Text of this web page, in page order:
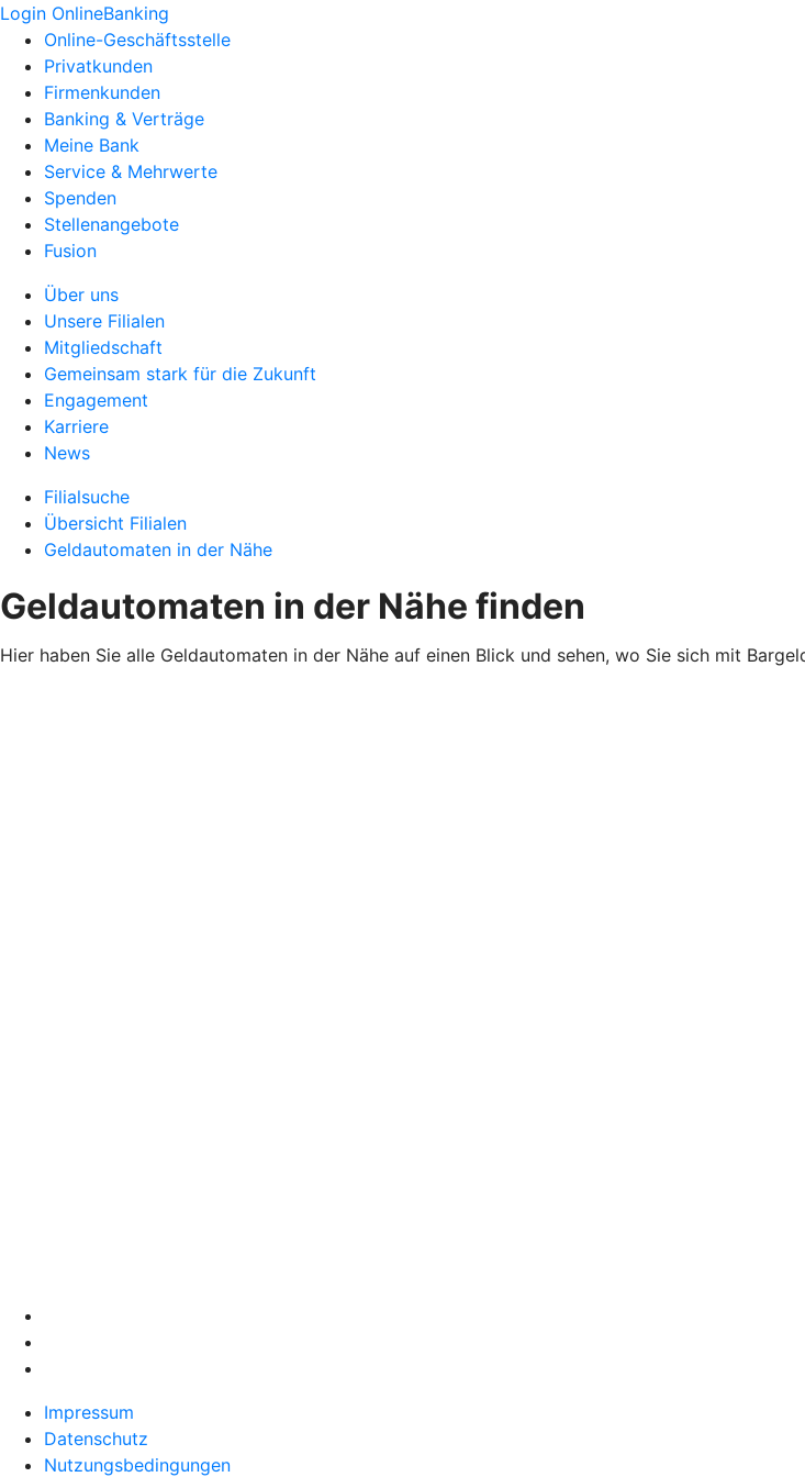
Login OnlineBanking
Online-Geschäftsstelle
Privatkunden
Firmenkunden
Banking & Verträge
Meine Bank
Service & Mehrwerte
Spenden
Stellenangebote
Fusion
Über uns
Unsere Filialen
Mitgliedschaft
Gemeinsam stark für die Zukunft
Engagement
Karriere
News
Filialsuche
Übersicht Filialen
Geldautomaten in der Nähe
Geldautomaten in der Nähe finden
Hier haben Sie alle Geldautomaten in der Nähe auf einen Blick und sehen, wo Sie sich mit
Impressum
Datenschutz
Nutzungsbedingungen